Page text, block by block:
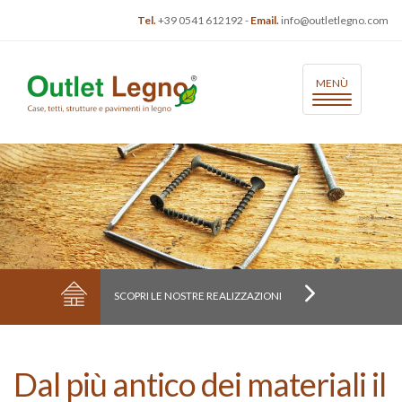
Tel.+39 0541 612192 - Email. info@outletlegno.com
Toggle
Navigation
MENÙ
SCOPRI LE NOSTRE REALIZZAZIONI
Dal più antico dei materiali il